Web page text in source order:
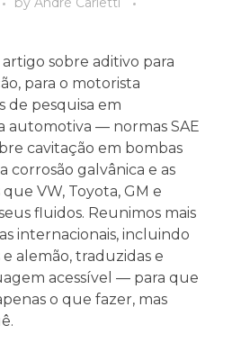
sobre aditivo para
para o motorista
de pesquisa em
automotiva — normas SAE
cavitação em bombas
corrosão galvânica e as
VW, Toyota, GM e
fluidos. Reunimos mais
internacionais, incluindo
alemão, traduzidas e
acessível — para que
o que fazer, mas